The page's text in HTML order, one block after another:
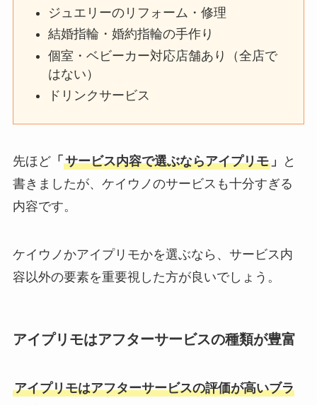
ジュエリーのリフォーム・修理
結婚指輪・婚約指輪の手作り
個室・ベビーカー対応店舗あり（全店で
はない）
ドリンクサービス
先ほど「 サービス内容で選ぶならアイプリモ」
と
書きましたが、ケイウノのサービスも十分すぎる
内容です。
ケイウノかアイプリモかを選ぶなら、サービス内
容以外の要素を重要視した方が良いでしょう。
アイプリモはアフターサービスの種類が豊富
アイプリモはアフターサービスの評価が高いブラ